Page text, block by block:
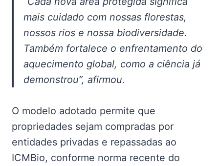
mais cuidado com nossas florestas,
nossos rios e nossa biodiversidade.
Também fortalece o enfrentamento do
aquecimento global, como a ciência já
demonstrou”, afirmou.
O modelo adotado permite que
propriedades sejam compradas por
entidades privadas e repassadas ao
ICMBio, conforme norma recente do